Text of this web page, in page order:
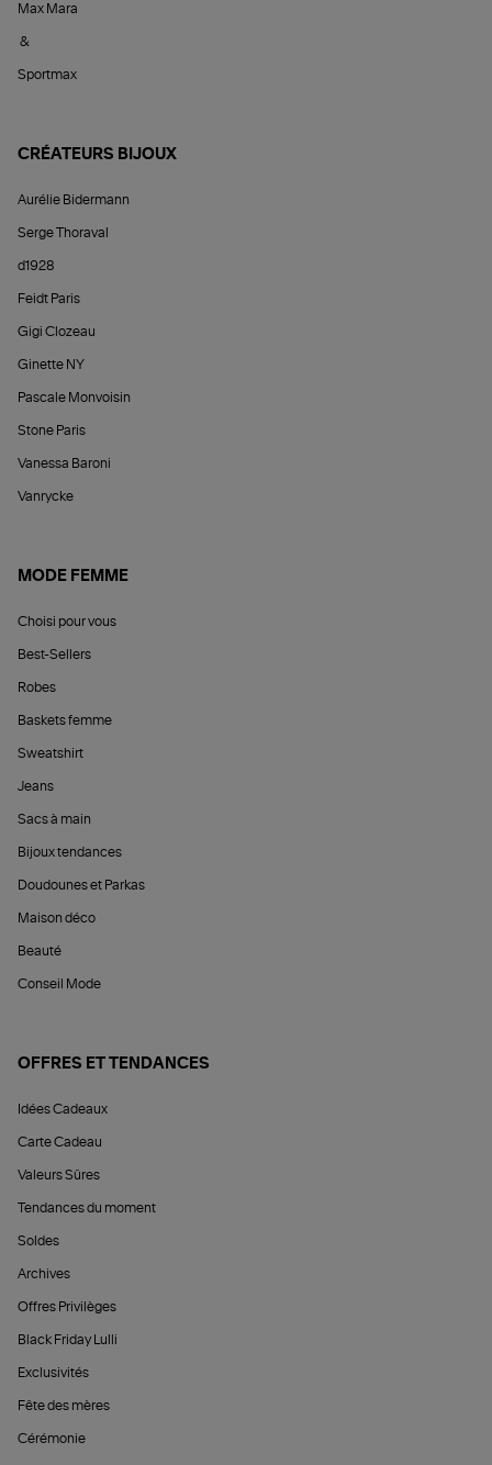
Max Mara
&
Sportmax
CRÉATEURS BIJOUX
Aurélie Bidermann
Serge Thoraval
d1928
Feidt Paris
Gigi Clozeau
Ginette NY
Pascale Monvoisin
Stone Paris
Vanessa Baroni
Vanrycke
MODE FEMME
Choisi pour vous
Best-Sellers
Robes
Baskets femme
Sweatshirt
Jeans
Sacs à main
Bijoux tendances
Doudounes et Parkas
Maison déco
Beauté
Conseil Mode
OFFRES ET TENDANCES
Idées Cadeaux
Carte Cadeau
Valeurs Sûres
Tendances du moment
Soldes
Archives
Offres Privilèges
Black Friday Lulli
Exclusivités
Fête des mères
Cérémonie